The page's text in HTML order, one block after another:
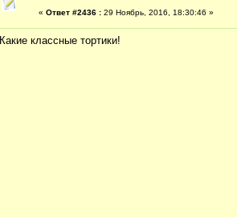
« Ответ #2436 : 29 Ноябрь, 2016, 18:30:46 »
Какие классные тортики!